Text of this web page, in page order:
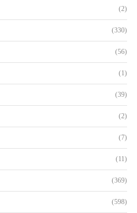
(2)
(330)
(56)
(1)
(39)
(2)
(7)
(11)
(369)
(598)